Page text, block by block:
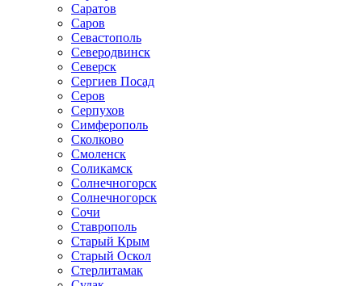
Саратов
Саров
Севастополь
Северодвинск
Северск
Сергиев Посад
Серов
Серпухов
Симферополь
Сколково
Смоленск
Соликамск
Солнечногорск
Солнечногорск
Сочи
Ставрополь
Старый Крым
Старый Оскол
Стерлитамак